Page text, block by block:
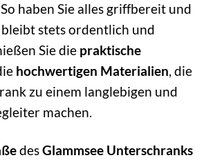
haben Sie alles griffbereit und
stets ordentlich und
Sie die praktische
hochwertigen Materialien, die
zu einem langlebigen und
machen.
desGlammsee Unterschranks